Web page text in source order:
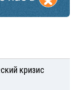
кризис